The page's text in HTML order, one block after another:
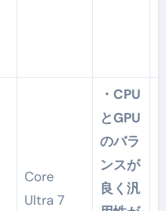
Core
Ultra 7
・CPU
とGPU
のバラ
ンスが
良く汎